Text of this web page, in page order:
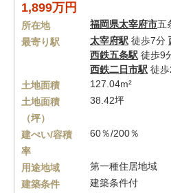
1,899万円
所在地 福岡県太宰府市五
最寄り駅
太宰府駅 徒歩7分
西鉄五条駅 徒歩9
西鉄二日市駅 徒
土地面積
127.04m²
土地面積
（坪）
38.42坪
建ぺい/容積
率
60％/200％
用途地域
第一種住居地域
建築条件
建築条件付